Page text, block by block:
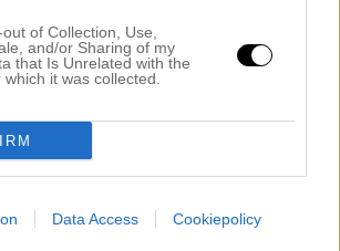
of Collection, Use,
and/or Sharing of my
that Is Unrelated with the
it was collected.
Data Access Cookiepolicy
längtar faktiskt till måndag i
ska tipsa er om en kur […]